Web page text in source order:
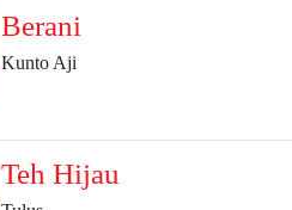
Berani
Kunto Aji
Teh Hijau